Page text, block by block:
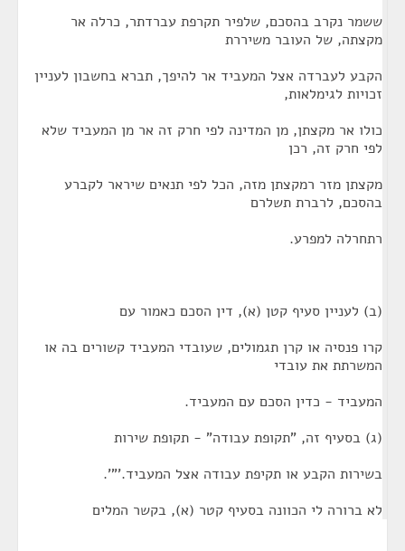
ששמר נקרב בהסכם, שלפיר תקרפת עברדתר, כרלה אר
מקצתה, של העובר משיררת
הקבע לעברדה אצל המעביד אר להיפך, תברא בחשבון לעניין
זכויות לגימלאות,
כולו אר מקצתן, מן המדינה לפי חרק זה אר מן המעביד שלא
לפי חרק זה, רכן
מקצתן מזר רמקצתן מזה, הכל לפי תנאים שיראר לקברע
בהסכם, לרברת תשלרם
רתחרלה למפרע.
(ב) לעניין סעיף קטן (א), דין הסכם כאמור עם
קרו פנסיה או קרן תגמולים, שעובדי המעביד קשורים בה או
המשרתת את עובדי
המעביד - כדין הסכם עם המעביד.
(ג) בסעיף זה, "תקופת עבודה" - תקופת שירות
בשירות הקבע או תקיפת עבודה אצל המעביד.'"'.
לא ברורה לי הכוונה בסעיף קטר (א), בקשר המלים